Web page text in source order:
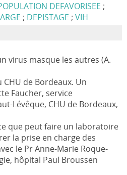
DEFAVORISEE ;
; DEPISTAGE ; VIH
virus masque les autres (A.
de Bordeaux. Un
Faucher, service
Lévêque, CHU de Bordeaux,
que peut faire un laboratoire
la prise en charge des
le Pr Anne-Marie Roque-
hôpital Paul Broussen